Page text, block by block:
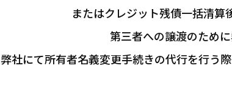
またはクレジット残債一括清算
第三者への譲渡のため
弊社にて所有者名義変更手続きの代行を行う